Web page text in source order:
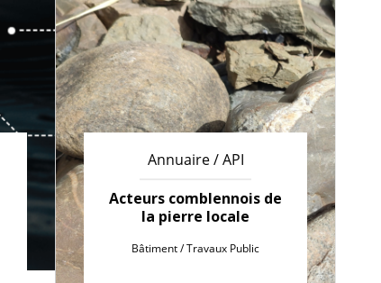
Annuaire / API
Acteurs comblennois de
la pierre locale
Bâtiment / Travaux Public